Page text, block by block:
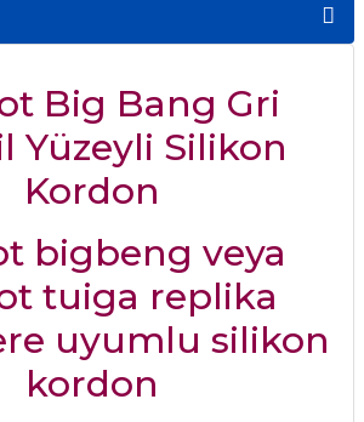
Big Bang Gri
Yüzeyli Silikon
Kordon
bigbeng veya
tuiga replika
uyumlu silikon
kordon